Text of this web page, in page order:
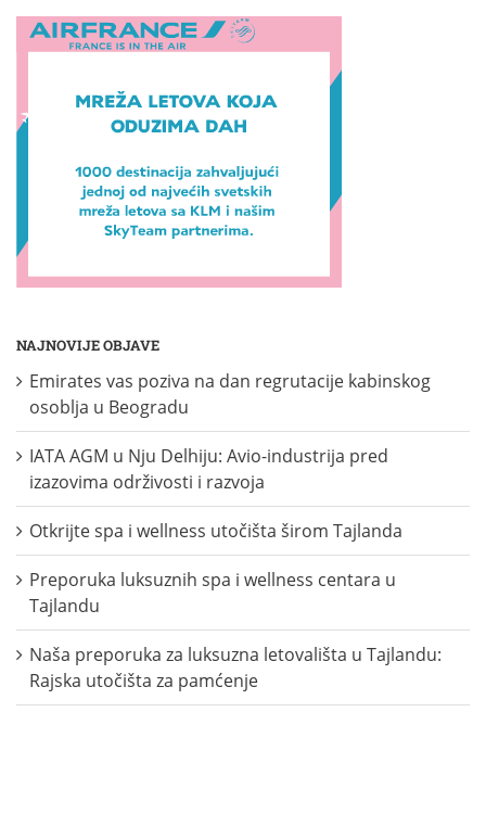
NAJNOVIJE OBJAVE
Emirates vas poziva na dan regrutacije kabinskog
osoblja u Beogradu
IATA AGM u Nju Delhiju: Avio-industrija pred
izazovima održivosti i razvoja
Otkrijte spa i wellness utočišta širom Tajlanda
Preporuka luksuznih spa i wellness centara u
Tajlandu
Naša preporuka za luksuzna letovališta u Tajlandu:
Rajska utočišta za pamćenje